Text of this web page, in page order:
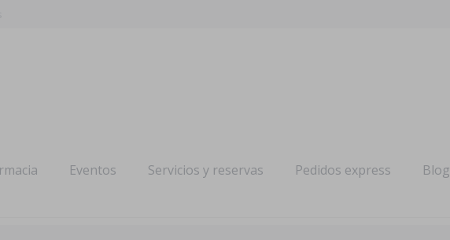
Eventos Servicios y reservas Pedidos express Blog